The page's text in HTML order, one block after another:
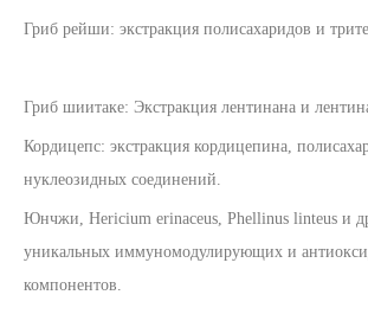
Гриб рейши: экстракция полисахаридов и
Гриб шиитаке: Экстракция лентинана и
Кордицепс: экстракция кордицепина,
нуклеозидных соединений.
Юнчжи, Hericium erinaceus, Phellinus linteus и
уникальных иммуномодулирующих и
компонентов.